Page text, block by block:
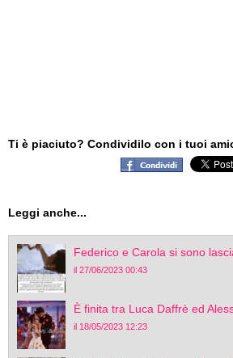
Ti è piaciuto? Condividilo con i tuoi
Leggi anche...
Federico e Carola si sono
il 27/06/2023 00:43
È finita tra Luca Daffrè ed
il 18/05/2023 12:23